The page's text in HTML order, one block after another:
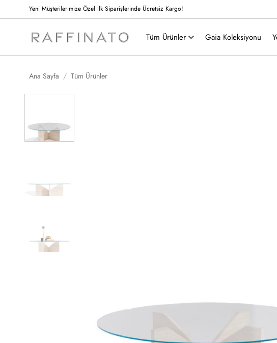
atla
Yeni Müşterilerimize Özel İlk Siparişlerinde Ücretsiz Kargo!
Tüm Ürünler Gaia Koleksiyonu
Ana Sayfa / Tüm Ürünler